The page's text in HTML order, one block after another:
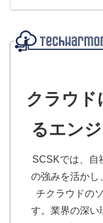
クラウド
るエン
SCSKでは、自
の強みを活かし
チクラウドの
す。業界の深い